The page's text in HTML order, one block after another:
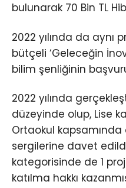
bulunarak 70 Bin TL
2022 yılında da aynı
bütçeli ‘Geleceğin
bilim şenliğinin
2022 yılında
düzeyinde olup, Lise
Ortaokul kapsamında
sergilerine davet
kategorisinde de 1
katılma hakkı